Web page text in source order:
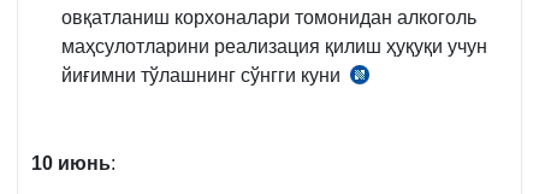
овқатланиш корхоналари томонидан алкоголь
маҳсулотларини реализация қилиш ҳуқуқи учун
йиғимни тўлашнинг сўнгги куни
10 июнь: